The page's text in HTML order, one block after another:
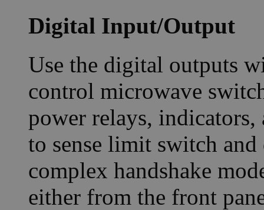
Digital Input/Output
Use the digital outputs
control microwave
power relays,
to sense limit switch
complex handshake
either from the front